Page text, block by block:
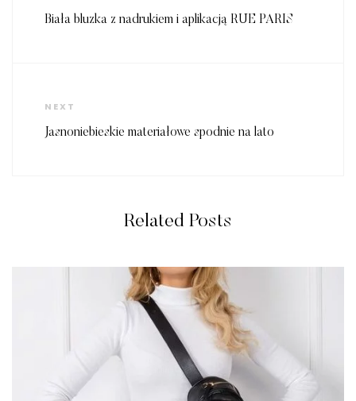
Post
Biała bluzka z nadrukiem i aplikacją RUE PARIS
Next
Post
NEXT
Jasnoniebieskie materiałowe spodnie na lato
Related Posts